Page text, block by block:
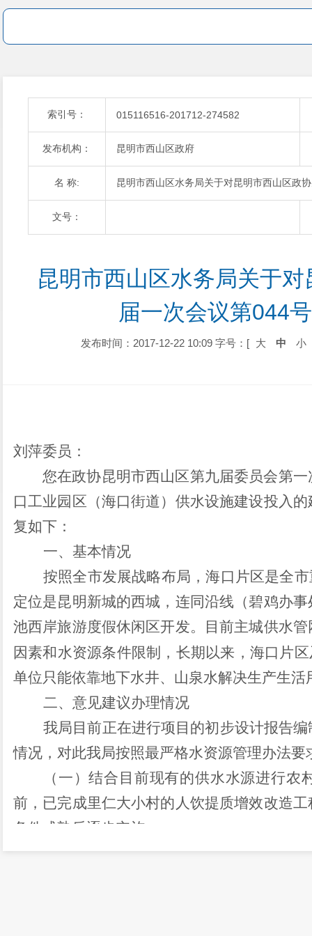
索引号： 015116516-201712-274582
发布机构： 昆明市西山区政府
名 称: 昆明市西山区水务局关于对昆明市西山区政
文号：
昆明市西山区水务局关于
届一次会议第044
发布时间：2017-12-22 10:09 字号：[ 大 中 小
刘萍委员：
您在政协昆明市西山区第九届委员会第
口工业园区（海口街道）供水设施建设投入
复如下：
一、基本情况
按照全市发展战略布局，海口片区是全
定位是昆明新城的西城，连同沿线（碧鸡办
池西岸旅游度假休闲区开发。目前主城供水
因素和水资源条件限制，长期以来，海口片
单位只能依靠地下水井、山泉水解决生产生活
二、意见建议办理情况
我局目前正在进行项目的初步设计报告
情况，对此我局按照最严格水资源管理办法
（一）结合目前现有的供水水源进行
前，已完成里仁大小村的人饮提质增效改造
条件成熟后逐步实施。
（二）我局将统筹全区水资源进行合理